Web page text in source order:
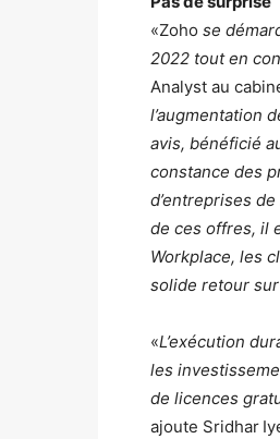
«Zoho se
2022 tout en
Analyst au
l’augmentation
avis, bénéficié
constance des
d’entreprises
de ces offres, il
Workplace, les
solide retour
«L’exécution
les
de licences
ajoute Sridhar